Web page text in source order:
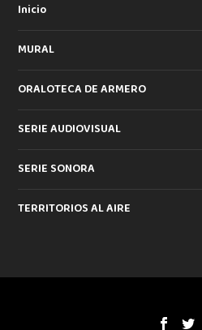
Inicio
MURAL
ORALOTECA DE ARMERO
SERIE AUDIOVISUAL
SERIE SONORA
TERRITORIOS AL AIRE